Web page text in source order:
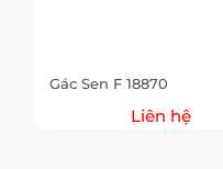
Gác Sen F 18870
Liên hệ